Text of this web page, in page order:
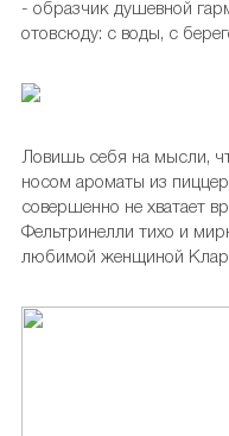
- образчик душевной
отовсюду: с воды, с
Ловишь себя на мысли,
носом ароматы из
совершенно не хватает
Фельтринелли тихо и
любимой женщиной